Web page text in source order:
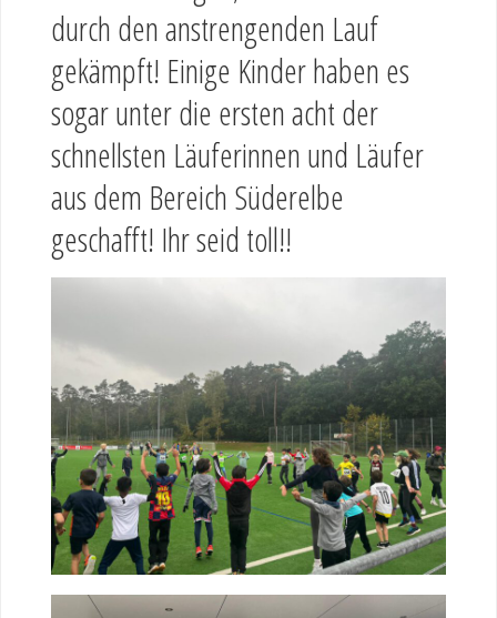
durch den anstrengenden Lauf
gekämpft! Einige Kinder haben es
sogar unter die ersten acht der
schnellsten Läuferinnen und Läufer
aus dem Bereich Süderelbe
geschafft! Ihr seid toll!!